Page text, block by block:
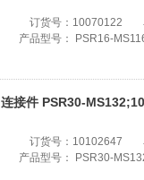
订货号： 10070122
产品型号：
PSR16-
连接件 PSR30-
订货号： 10102647
产品型号：
PSR30-